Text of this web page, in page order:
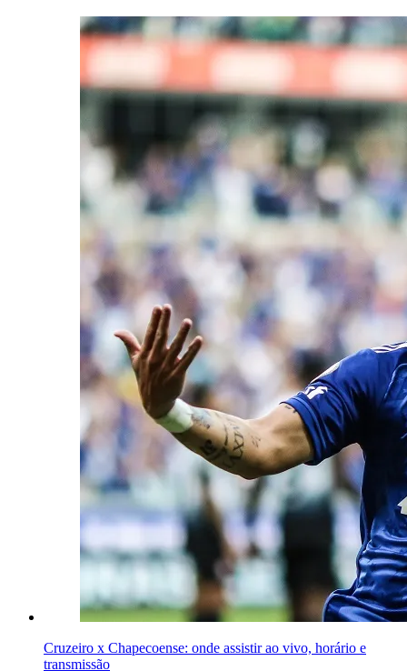
Cruzeiro x Chapecoense: onde assistir ao vivo, horário e
transmissão